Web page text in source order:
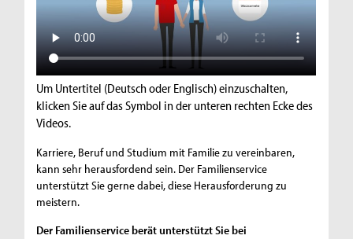
Um Untertitel (Deutsch oder Englisch) einzuschalten,
klicken Sie auf das Symbol in der unteren rechten Ecke des
Videos.
Karriere, Beruf und Studium mit Familie zu vereinbaren,
kann sehr herausfordend sein. Der Familienservice
unterstützt Sie gerne dabei, diese Herausforderung zu
meistern.
Der Familienservice berät unterstützt Sie bei